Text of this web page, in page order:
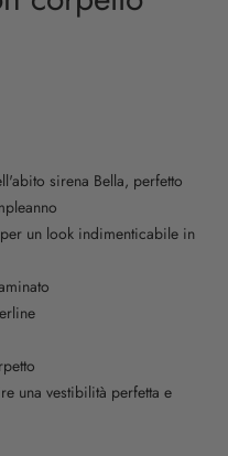
sirena Bella, perfetto
un look indimenticabile in
una vestibilità perfetta e